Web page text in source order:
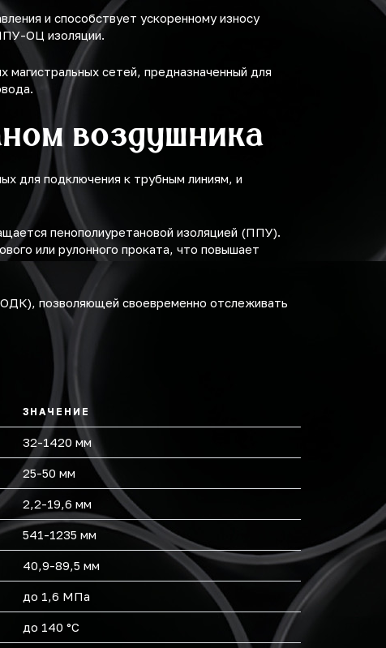
и способствует ускоренному износу
ОЦ изоляции.
сетей, предназначенный для
воздушника
для подключения к трубным линиям, и
пенополиуретановой изоляцией (ППУ).
или рулонного проката, что повышает
позволяющей своевременно отслеживать
ЗНАЧЕНИЕ
32-1420 мм
25-50 мм
2,2-19,6 мм
541-1235 мм
40,9-89,5 мм
до 1,6 МПа
до 140 °C